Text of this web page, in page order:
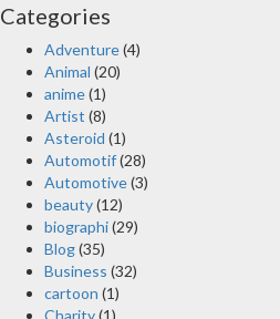
Categories
Adventure(4)
Animal (20)
anime(1)
Artist (8)
Asteroid (1)
Automotif(28)
Automotive(3)
beauty(12)
biographi(29)
Blog(35)
Business (32)
cartoon (1)
Charity(1)